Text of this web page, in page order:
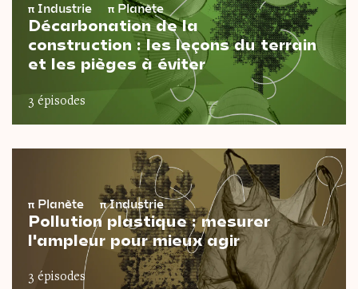
π Industrie π Planète
Décarbonation de la
construction : les leçons du terrain
et les pièges à éviter
3 épisodes
π Planète πIndustrie
Pollution plastique : mesurer
l'ampleur pour mieux agir
3 épisodes